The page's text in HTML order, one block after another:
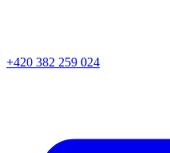
+420 382 259 024